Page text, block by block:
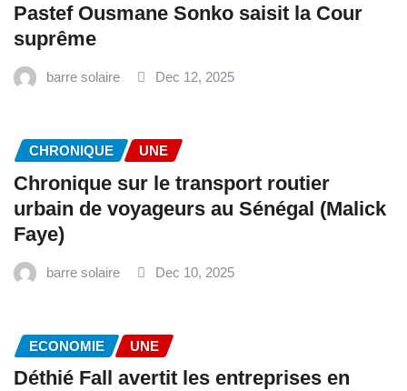
Pastef Ousmane Sonko saisit la Cour
suprême
barre solaire Dec 12, 2025
CHRONIQUE UNE
Chronique sur le transport routier
urbain de voyageurs au Sénégal (Malick
Faye)
barre solaire Dec 10, 2025
ECONOMIE UNE
Déthié Fall avertit les entreprises en